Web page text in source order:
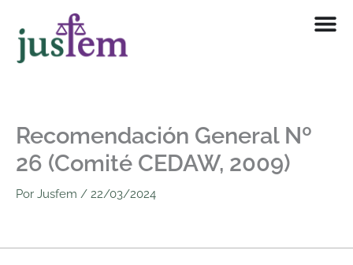
contenido
Recomendación General Nº
26 (Comité CEDAW, 2009)
Por Jusfem / 22/03/2024